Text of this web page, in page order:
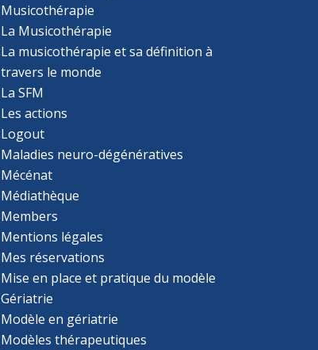
Musicothérapie
La Musicothérapie
La musicothérapie et sa définition à
travers le monde
La SFM
Les actions
Logout
Maladies neuro-dégénératives
Mécénat
Médiathèque
Members
Mentions légales
Mes réservations
Mise en place et pratique du modèle
Gériatrie
Modèle en gériatrie
Modèles thérapeutiques